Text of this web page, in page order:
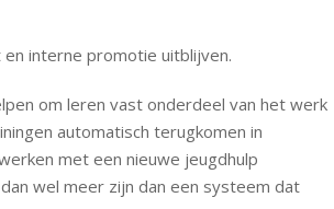
interne promotie uitblijven.
om leren vast onderdeel van het werk
automatisch terugkomen in
met een nieuwe jeugdhulp
wel meer zijn dan een systeem dat